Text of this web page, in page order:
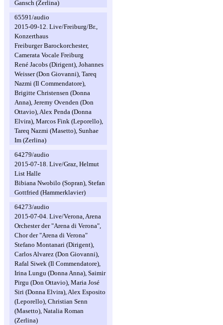
Gansch (Zerlina)
65591/audio
2015-09-12. Live/Freiburg/Br.,
Konzerthaus
Freiburger Barockorchester,
Camerata Vocale Freiburg
René Jacobs (Dirigent), Johannes
Weisser (Don Giovanni), Tareq
Nazmi (Il Commendatore),
Brigitte Christensen (Donna
Anna), Jeremy Ovenden (Don
Ottavio), Alex Penda (Donna
Elvira), Marcos Fink (Leporello),
Tareq Nazmi (Masetto), Sunhae
Im (Zerlina)
64279/audio
2015-07-18. Live/Graz, Helmut
List Halle
Bibiana Nwobilo (Sopran), Stefan
Gottfried (Hammerklavier)
64273/audio
2015-07-04. Live/Verona, Arena
Orchester der "Arena di Verona",
Chor der "Arena di Verona"
Stefano Montanari (Dirigent),
Carlos Alvarez (Don Giovanni),
Rafal Siwek (Il Commendatore),
Irina Lungu (Donna Anna), Saimir
Pirgu (Don Ottavio), Maria José
Siri (Donna Elvira), Alex Esposito
(Leporello), Christian Senn
(Masetto), Natalia Roman
(Zerlina)